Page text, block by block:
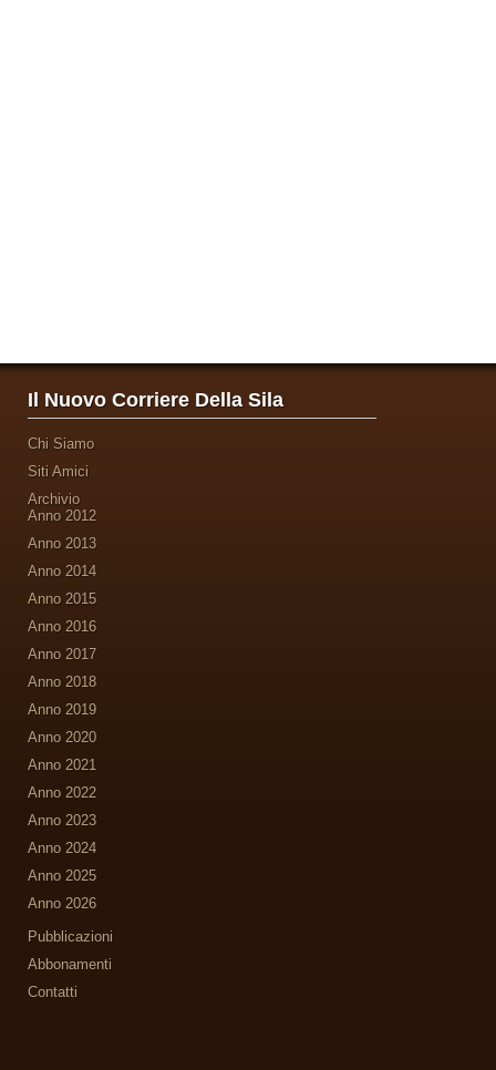
Il Nuovo Corriere Della Sila
Chi Siamo
Siti Amici
Archivio
Anno 2012
Anno 2013
Anno 2014
Anno 2015
Anno 2016
Anno 2017
Anno 2018
Anno 2019
Anno 2020
Anno 2021
Anno 2022
Anno 2023
Anno 2024
Anno 2025
Anno 2026
Pubblicazioni
Abbonamenti
Contatti